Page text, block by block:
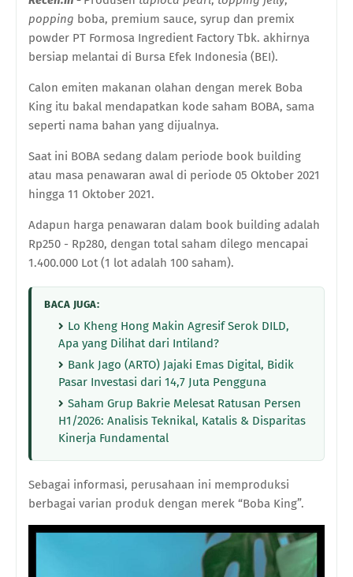
popping boba, premium sauce, syrup dan premix
powder PT Formosa Ingredient Factory Tbk. akhirnya
bersiap melantai di Bursa Efek Indonesia (BEI).
Calon emiten makanan olahan dengan merek Boba
King itu bakal mendapatkan kode saham BOBA, sama
seperti nama bahan yang dijualnya.
Saat ini BOBA sedang dalam periode book building
atau masa penawaran awal di periode 05 Oktober 2021
hingga 11 Oktober 2021.
Adapun harga penawaran dalam book building adalah
Rp250 - Rp280, dengan total saham dilego mencapai
1.400.000 Lot (1 lot adalah 100 saham).
BACA JUGA:
Lo Kheng Hong Makin Agresif Serok DILD,
Apa yang Dilihat dari Intiland?
Bank Jago (ARTO) Jajaki Emas Digital, Bidik
Pasar Investasi dari 14,7 Juta Pengguna
Saham Grup Bakrie Melesat Ratusan Persen
H1/2026: Analisis Teknikal, Katalis & Disparitas
Kinerja Fundamental
Sebagai informasi, perusahaan ini memproduksi
berbagai varian produk dengan merek “Boba King”.